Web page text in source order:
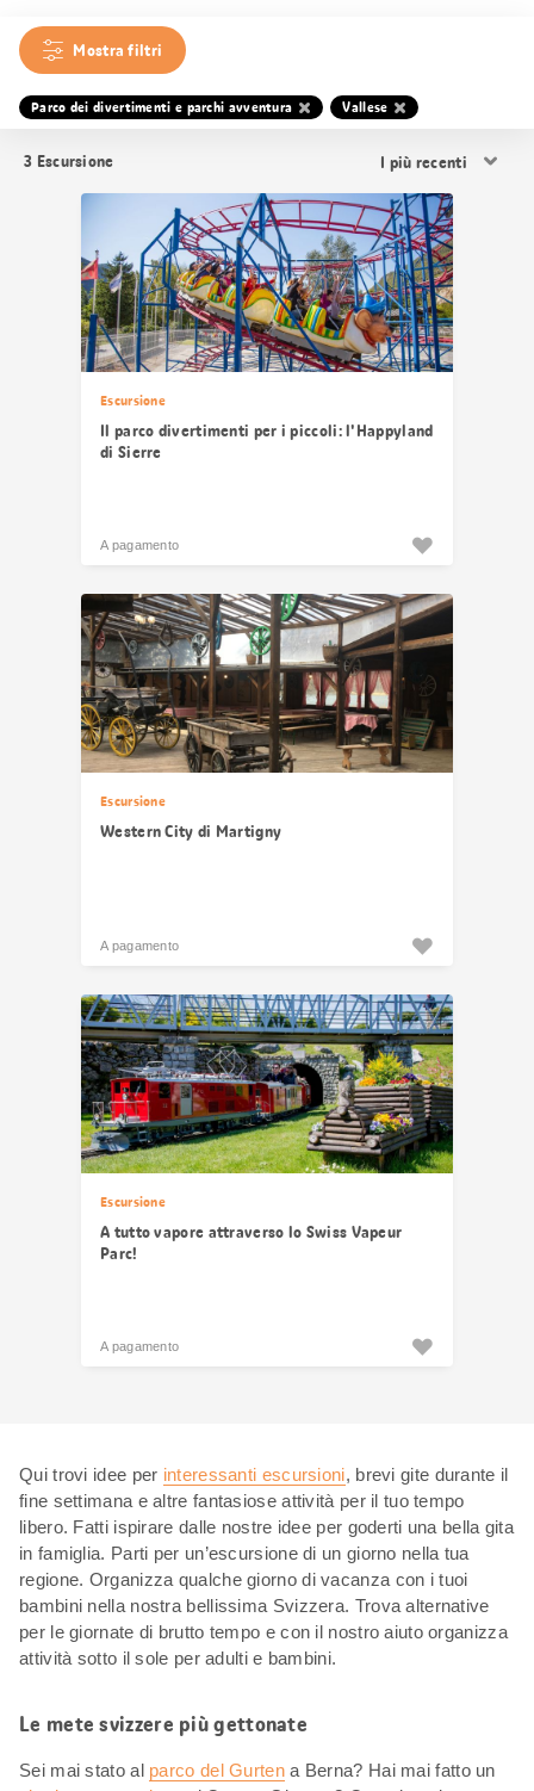
Mostra filtri
Parco dei divertimenti e parchi avventura Vallese
3 Escursione
i
risultati
Escursione
Il parco divertimenti per i piccoli: l'Happyland
di Sierre
A pagamento
Escursione
Western City di Martigny
A pagamento
Escursione
A tutto vapore attraverso lo Swiss Vapeur
Parc!
A pagamento
Qui trovi idee per interessanti escursioni, brevi gite durante il
fine settimana e altre fantasiose attività per il tuo tempo
libero. Fatti ispirare dalle nostre idee per goderti una bella gita
in famiglia. Parti per un’escursione di un giorno nella tua
regione. Organizza qualche giorno di vacanza con i tuoi
bambini nella nostra bellissima Svizzera. Trova alternative
per le giornate di brutto tempo e con il nostro aiuto organizza
attività sotto il sole per adulti e bambini.
Le mete svizzere più gettonate
Sei mai stato al parco del Gurtena Berna? Hai mai fatto un